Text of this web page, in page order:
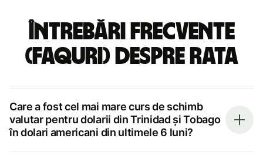
Întrebări frecvente
(FAQuri) despre rata
Care a fost cel mai mare curs de schimb
valutar pentru dolarii din Trinidad și Tobago
în dolari americani din ultimele 6 luni?